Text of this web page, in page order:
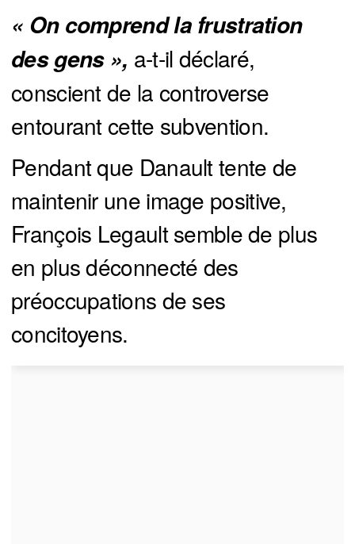
« On comprend la frustration
des gens », a-t-il déclaré,
conscient de la controverse
entourant cette subvention.
Pendant que Danault tente de
maintenir une image positive,
François Legault semble de plus
en plus déconnecté des
préoccupations de ses
concitoyens.